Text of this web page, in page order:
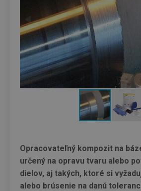
Opracovateľný kompozit na
určený na opravu tvaru alebo
dielov, aj takých, ktoré si
alebo brúsenie na danú